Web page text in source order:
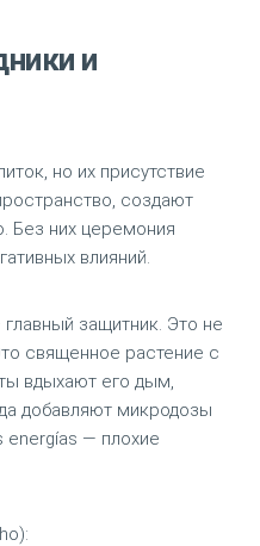
и
но их присутствие
создают
Без них церемония
влияний.
защитник. Это не
священное растение с
вдыхают его дым,
добавляют микродозы
energías — плохие